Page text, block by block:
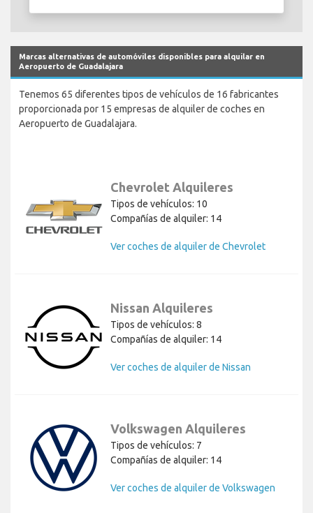
Marcas alternativas de automóviles disponibles para alquilar en
Aeropuerto de Guadalajara
Tenemos 65 diferentes tipos de vehículos de 16 fabricantes
proporcionada por 15 empresas de alquiler de coches en
Aeropuerto de Guadalajara.
Chevrolet Alquileres
Tipos de vehículos: 10
Compañías de alquiler: 14
Ver coches de alquiler de Chevrolet
Nissan Alquileres
Tipos de vehículos: 8
Compañías de alquiler: 14
Ver coches de alquiler de Nissan
Volkswagen Alquileres
Tipos de vehículos: 7
Compañías de alquiler: 14
Ver coches de alquiler de Volkswagen